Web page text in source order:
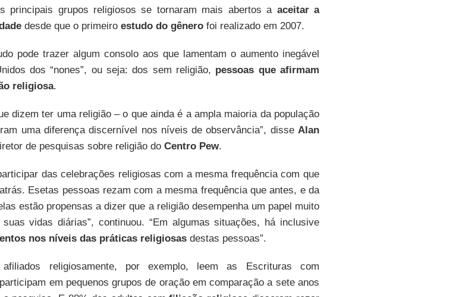
principais grupos religiosos se tornaram mais abertos a aceitar a
desde que o primeiro estudo do gênerofoi realizado em 2007.
pode trazer algum consolo aos que lamentam o aumento inegável
dos “nones”, ou seja: dos sem religião, pessoas que afirmam
religiosa.
dizem ter uma religião – o que ainda é a ampla maioria da população
uma diferença discernível nos níveis de observância”, disse Alan
de pesquisas sobre religião do Centro Pew.
das celebrações religiosas com a mesma frequência com que
Esetas pessoas rezam com a mesma frequência que antes, e da
estão propensas a dizer que a religião desempenha um papel muito
suas vidas diárias”, continuou. “Em algumas situações, há inclusive
nos níveis das práticas religiosasdestas pessoas”.
religiosamente, por exemplo, leem as Escrituras com
em pequenos grupos de oração em comparação a sete anos